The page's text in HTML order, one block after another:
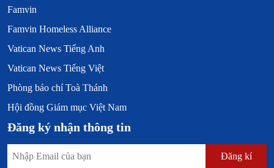
Famvin
Famvin Homeless Alliance
Vatican News Tiếng Anh
Vatican News Tiếng Việt
Phòng báo chí Toà Thánh
Hội đồng Giám mục Việt Nam
Đăng ký nhận thông tin
Đăng kí